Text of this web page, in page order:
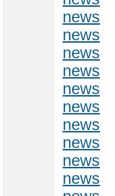
news
news
news
news
news
news
news
news
news
news